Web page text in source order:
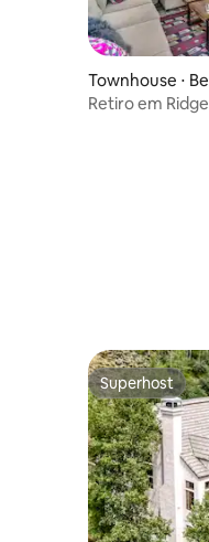
Townhouse ⋅
Retiro em
Superhost
Superhost